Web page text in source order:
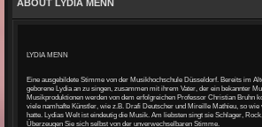
ABOUT LYDIA MENN
LYDIA MENN
Eine ausgebildete Stimme von der Musikhochschule Düsseldorf. Bereits im
geborene Lydia an zu singen, zusammen mit ihrem Vater, der ein bekannter
Musikproduktionen werden von dem erfolgreichen Professor Christian Bruhn
viele namhafte Künstler, wie z.B. Drafi Deutscher und Mireille Mathieu, so wie
hatte. Lydias Welt ist eindeutig die Musik. Am liebsten singt sie Schlager,
Überzeugen Sie sich selbst von der unverwechselbaren Stimme.